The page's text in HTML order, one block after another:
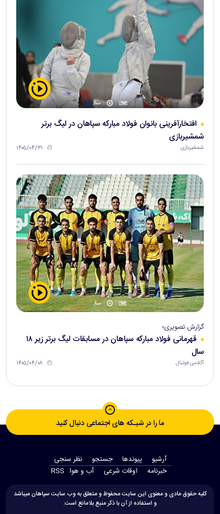
افتخارآفرینی بانوان فولاد مبارکه سپاهان در لیگ برتر
شمشیربازی
شمشیربازی ۱۴۰۵/۰۴/۳۱
گزارش تصویری؛
قهرمانی فولاد مبارکه سپاهان در مسابقات لیگ برتر زیر ۱۸
سال
آکادمی فوتبال ۱۴۰۵/۰۴/۰۸
ما را در شبـکه های اجتماعی دنبال کنید
آرشیو پیوندها جستجو
نظر سنجی
‫خبرنامه‬
اوقات شرعی آب و هوا RSS
کلیه حقوق مادی و معنوی این سایت محفوظ و متعلق به وب سایت سپاهان میباشد
و استفاده از آن با ذکر منبع بلامانع است.